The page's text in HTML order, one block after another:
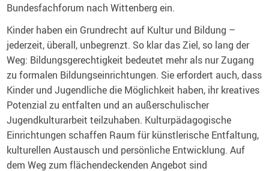
Bundesfachforum nach Wittenberg ein.
Kinder haben ein Grundrecht auf Kultur und Bildung –
jederzeit, überall, unbegrenzt. So klar das Ziel, so lang der
Weg: Bildungsgerechtigkeit bedeutet mehr als nur Zugang
zu formalen Bildungseinrichtungen. Sie erfordert auch, dass
Kinder und Jugendliche die Möglichkeit haben, ihr kreatives
Potenzial zu entfalten und an außerschulischer
Jugendkulturarbeit teilzuhaben. Kulturpädagogische
Einrichtungen schaffen Raum für künstlerische Entfaltung,
kulturellen Austausch und persönliche Entwicklung. Auf
dem Weg zum flächendeckenden Angebot sind